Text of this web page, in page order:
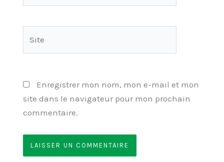
Enregistrer mon nom, mon e-mail et mon
site dans le navigateur pour mon prochain
commentaire.